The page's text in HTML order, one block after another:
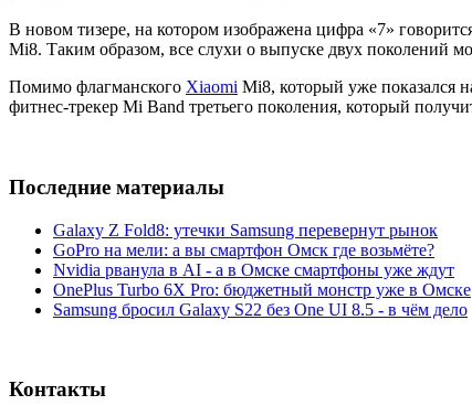
В новом тизере, на котором изображена цифра «7»
Mi8. Таким образом, все слухи о выпуске двух поколений
Помимо флагманского Xiaomi Mi8, который уже показался
фитнес-трекер Mi Band третьего поколения, который
Последние материалы
Galaxy Z Fold8: утечки Samsung перевернут рынок
GoPro на мели: а вы смартфон Омск где возьмёте?
Nvidia рванула в AI - а в Омске смартфоны уже ждут
OnePlus Turbo 6X Pro: бюджетный монстр уже в Омске
Samsung бросил Galaxy S22 без One UI 8.5 - в чём дело
Контакты